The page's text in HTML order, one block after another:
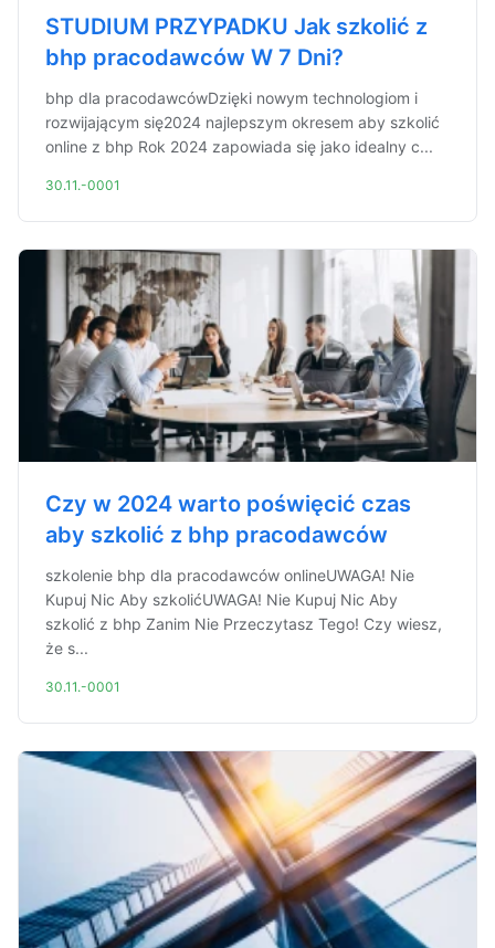
STUDIUM PRZYPADKU Jak szkolić z
bhp pracodawców W 7 Dni?
bhp dla pracodawcówDzięki nowym technologiom i
rozwijającym się2024 najlepszym okresem aby szkolić
online z bhp Rok 2024 zapowiada się jako idealny c...
30.11.-0001
Czy w 2024 warto poświęcić czas
aby szkolić z bhp pracodawców
szkolenie bhp dla pracodawców onlineUWAGA! Nie
Kupuj Nic Aby szkolićUWAGA! Nie Kupuj Nic Aby
szkolić z bhp Zanim Nie Przeczytasz Tego! Czy wiesz,
że s...
30.11.-0001